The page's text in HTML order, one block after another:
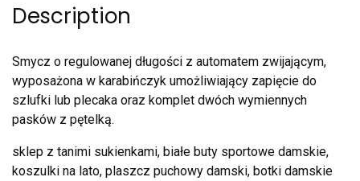
Description
Smycz o regulowanej długości z automatem zwijającym,
wyposażona w karabińczyk umożliwiający zapięcie do
szlufki lub plecaka oraz komplet dwóch wymiennych
pasków z pętelką.
sklep z tanimi sukienkami, białe buty sportowe damskie,
koszulki na lato, plaszcz puchowy damski, botki damskie